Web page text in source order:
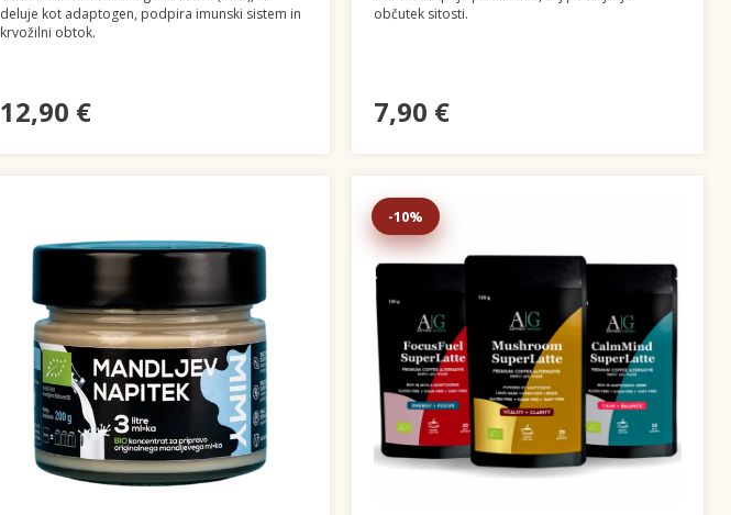
deluje kot adaptogen, podpira imunski sistem in
krvožilni obtok.
12,90 €
občutek sitosti.
7,90 €
-10%